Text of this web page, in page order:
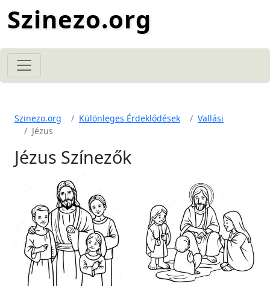
Szinezo.org
Szinezo.org Különleges Érdeklődések
Vallási
Jézus
Jézus Színezők